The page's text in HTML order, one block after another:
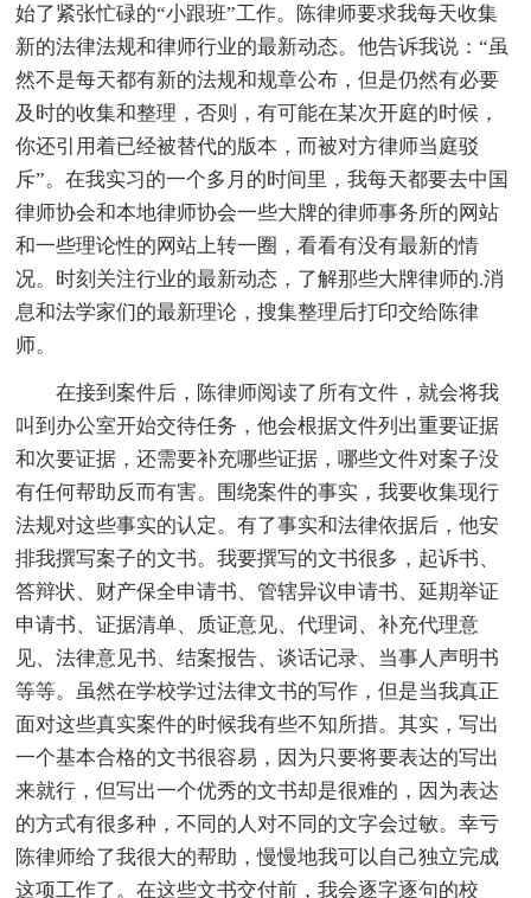
始了紧张忙碌的“小跟班”工作。陈律师要求我每天收集
新的法律法规和律师行业的最新动态。他告诉我说：“虽
然不是每天都有新的法规和规章公布，但是仍然有必要
及时的收集和整理，否则，有可能在某次开庭的时候，
你还引用着已经被替代的版本，而被对方律师当庭驳
斥”。在我实习的一个多月的时间里，我每天都要去中国
律师协会和本地律师协会一些大牌的律师事务所的网站
和一些理论性的网站上转一圈，看看有没有最新的情
况。时刻关注行业的最新动态，了解那些大牌律师的.消
息和法学家们的最新理论，搜集整理后打印交给陈律
师。
在接到案件后，陈律师阅读了所有文件，就会将我
叫到办公室开始交待任务，他会根据文件列出重要证据
和次要证据，还需要补充哪些证据，哪些文件对案子没
有任何帮助反而有害。围绕案件的事实，我要收集现行
法规对这些事实的认定。有了事实和法律依据后，他安
排我撰写案子的文书。我要撰写的文书很多，起诉书、
答辩状、财产保全申请书、管辖异议申请书、延期举证
申请书、证据清单、质证意见、代理词、补充代理意
见、法律意见书、结案报告、谈话记录、当事人声明书
等等。虽然在学校学过法律文书的写作，但是当我真正
面对这些真实案件的时候我有些不知所措。其实，写出
一个基本合格的文书很容易，因为只要将要表达的写出
来就行，但写出一个优秀的文书却是很难的，因为表达
的方式有很多种，不同的人对不同的文字会过敏。幸亏
陈律师给了我很大的帮助，慢慢地我可以自己独立完成
这项工作了。在这些文书交付前，我会逐字逐句的校